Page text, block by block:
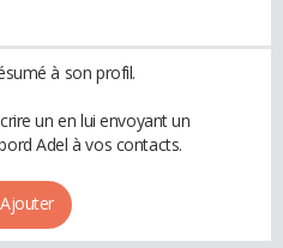
à son profil.
un en lui envoyant un
Adel à vos contacts.
Ajouter